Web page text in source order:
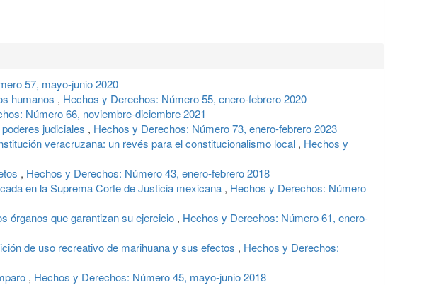
57, mayo-junio 2020
humanos , Hechos y Derechos: Número 55, enero-febrero 2020
Número 66, noviembre-diciembre 2021
judiciales , Hechos y Derechos: Número 73, enero-febrero 2023
veracruzana: un revés para el constitucionalismo local , Hechos y
, Hechos y Derechos: Número 43, enero-febrero 2018
en la Suprema Corte de Justicia mexicana , Hechos y Derechos: Número
órganos que garantizan su ejercicio , Hechos y Derechos: Número 61, enero-
de uso recreativo de marihuana y sus efectos , Hechos y Derechos:
, Hechos y Derechos: Número 45, mayo-junio 2018